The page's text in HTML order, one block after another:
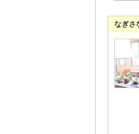
なぎさ